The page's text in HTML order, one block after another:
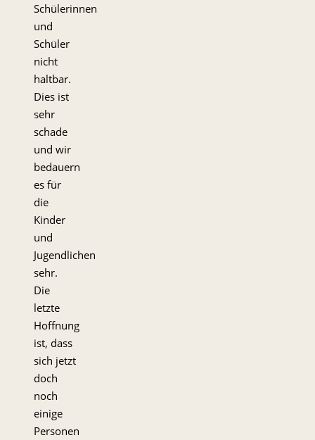
Schülerinnen
und
Schüler
nicht
haltbar.
Dies ist
sehr
schade
und wir
bedauern
es für
die
Kinder
und
Jugendlichen
sehr.
Die
letzte
Hoffnung
ist, dass
sich jetzt
doch
noch
einige
Personen